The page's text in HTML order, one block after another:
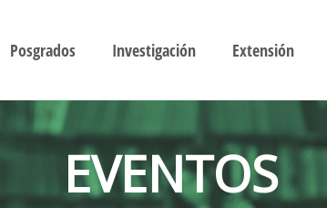
Posgrados Investigación Extensión
EVENTOS